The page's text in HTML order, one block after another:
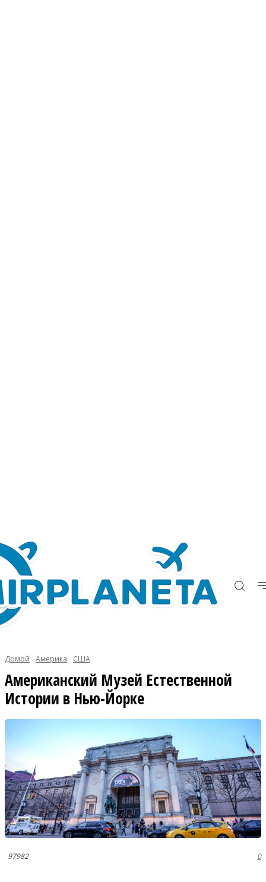
Домой Америка США
Американский Музей Естественной
Истории в Нью-Йорке
97982 0